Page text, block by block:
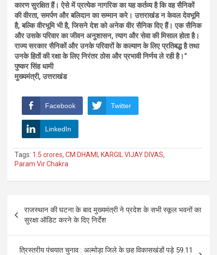
कारण सुरक्षित हैं। ऐसे में प्रत्येक नागरिक का यह कर्तव्य है कि वह सैनिकों
की वीरता, समर्पण और बलिदान का सम्मान करे। उत्तराखंड न केवल देवभूमि
है, बल्कि वीरभूमि भी है, जिसने देश को अनेक वीर सैनिक दिए हैं। एक सैनिक
और उसके परिवार का जीवन अनुशासन, त्याग और सेवा की मिसाल होता है।
राज्य सरकार सैनिकों और उनके परिवारों के कल्याण के लिए प्रतिबद्ध है तथा
उनके हितों की रक्षा के लिए निरंतर ठोस और प्रभावी निर्णय ले रही है।“
पुष्कर सिंह धामी
मुख्यमंत्री, उत्तराखंड
Facebook Twitter
LinkedIn
Tags: 1.5 crores, CM DHAMI , KARGIL VIJAY DIVAS,
Param Vir Chakra
navigation
राजस्थान की घटना के बाद मुख्यमंत्री ने प्रदेश के सभी स्कूल भवनों का
सुरक्षा ऑडिट करने के दिए निर्देश
त्रिस्तरीय पंचयात चुनाव : अल्मोड़ा जिले के छह विकासखंडों पड़े 59.11